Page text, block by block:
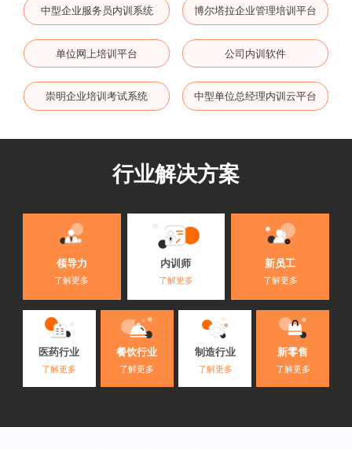
中型企业服务员内训系统 博尔塔拉企业管理培训平台
单位网上培训平台 公司内训软件
崇明企业培训考试系统 中型单位总经理内训云平台
行业解决方案
领导力
了解更多
内训师
了解更多
新员工
了解更多
医药行业
了解更多
餐饮行业
了解更多
制造行业
了解更多
新零售
了解更多